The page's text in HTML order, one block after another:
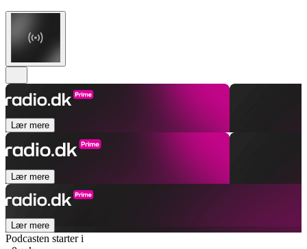
Lær mere
Lær mere
Lær mere
Podcasten starter i